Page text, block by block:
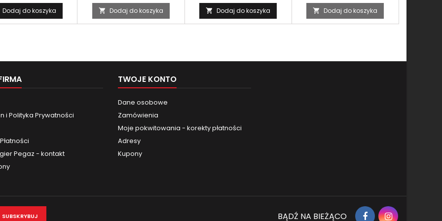
Dodaj do koszyka  Dodaj do koszyka  Dodaj do koszyka  Dodaj do koszyka
i Polityka Prywatności
Pegaz - kontakt
TWOJE KONTO
Dane osobowe
Zamówienia
Moje pokwitowania - korekty płatności
Adresy
Kupony
FacebookInstagram
BĄDŹ NA BIEŻĄCO